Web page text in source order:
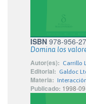
ISBN 978-956-
Domina los
Autor(es): Carrillo
Editorial: Galdoc
Materia:
Publicado: 1998-